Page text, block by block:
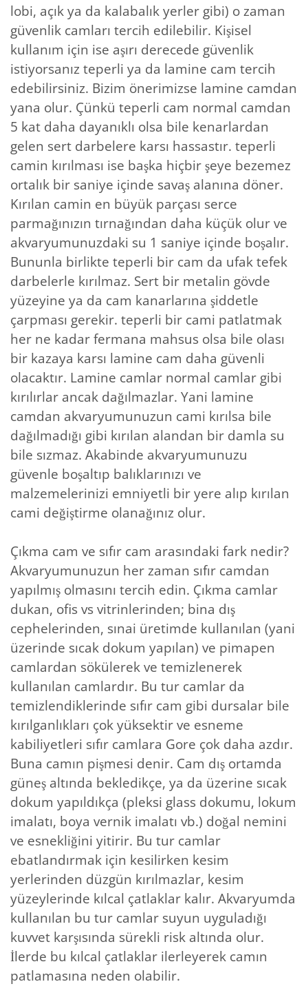
lobi, açık ya da kalabalık yerler gibi) o zaman
güvenlik camları tercih edilebilir. Kişisel
kullanım için ise aşırı derecede güvenlik
istiyorsanız teperli ya da lamine cam tercih
edebilirsiniz. Bizim önerimizse lamine camdan
yana olur. Çünkü teperli cam normal camdan
5 kat daha dayanıklı olsa bile kenarlardan
gelen sert darbelere karsı hassastır. teperli
camin kırılması ise başka hiçbir şeye bezemez
ortalık bir saniye içinde savaş alanına döner.
Kırılan camin en büyük parçası serce
parmağınızın tırnağından daha küçük olur ve
akvaryumunuzdaki su 1 saniye içinde boşalır.
Bununla birlikte teperli bir cam da ufak tefek
darbelerle kırılmaz. Sert bir metalin gövde
yüzeyine ya da cam kanarlarına şiddetle
çarpması gerekir. teperli bir cami patlatmak
her ne kadar fermana mahsus olsa bile olası
bir kazaya karsı lamine cam daha güvenli
olacaktır. Lamine camlar normal camlar gibi
kırılırlar ancak dağılmazlar. Yani lamine
camdan akvaryumunuzun cami kırılsa bile
dağılmadığı gibi kırılan alandan bir damla su
bile sızmaz. Akabinde akvaryumunuzu
güvenle boşaltıp balıklarınızı ve
malzemelerinizi emniyetli bir yere alıp kırılan
cami değiştirme olanağınız olur.
Çıkma cam ve sıfır cam arasındaki fark nedir?
Akvaryumunuzun her zaman sıfır camdan
yapılmış olmasını tercih edin. Çıkma camlar
dukan, ofis vs vitrinlerinden; bina dış
cephelerinden, sınai üretimde kullanılan (yani
üzerinde sıcak dokum yapılan) ve pimapen
camlardan sökülerek ve temizlenerek
kullanılan camlardır. Bu tur camlar da
temizlendiklerinde sıfır cam gibi dursalar bile
kırılganlıkları çok yüksektir ve esneme
kabiliyetleri sıfır camlara Gore çok daha azdır.
Buna camın pişmesi denir. Cam dış ortamda
güneş altında bekledikçe, ya da üzerine sıcak
dokum yapıldıkça (pleksi glass dokumu, lokum
imalatı, boya vernik imalatı vb.) doğal nemini
ve esnekliğini yitirir. Bu tur camlar
ebatlandırmak için kesilirken kesim
yerlerinden düzgün kırılmazlar, kesim
yüzeylerinde kılcal çatlaklar kalır. Akvaryumda
kullanılan bu tur camlar suyun uyguladığı
kuvvet karşısında sürekli risk altında olur.
İlerde bu kılcal çatlaklar ilerleyerek camın
patlamasına neden olabilir.